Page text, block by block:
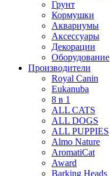
Грунт
Кормушки
Аквариумы
Аксессуары
Декорации
Оборудование
Производители
Royal Canin
Eukanuba
8 в 1
ALL CATS
ALL DOGS
ALL PUPPIES
Almo Nature
AromatiCat
Award
Barking Heads